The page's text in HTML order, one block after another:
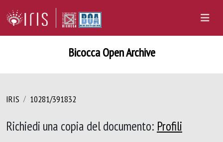
Bicocca Open Archive
IRIS 10281/391832
Richiedi una copia del documento: Profili